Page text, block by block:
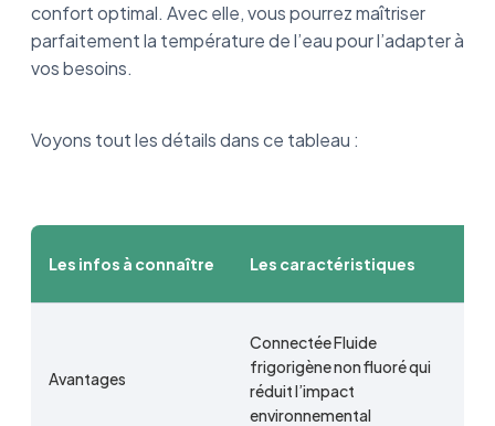
confort optimal. Avec elle, vous pourrez maîtriser
parfaitement la température de l’eau pour l’adapter à
vos besoins.
Voyons tout les détails dans ce tableau :
Les infos à connaître Les caractéristiques
Avantages
Connectée Fluide
frigorigène non fluoré qui
réduit l’impact
environnemental